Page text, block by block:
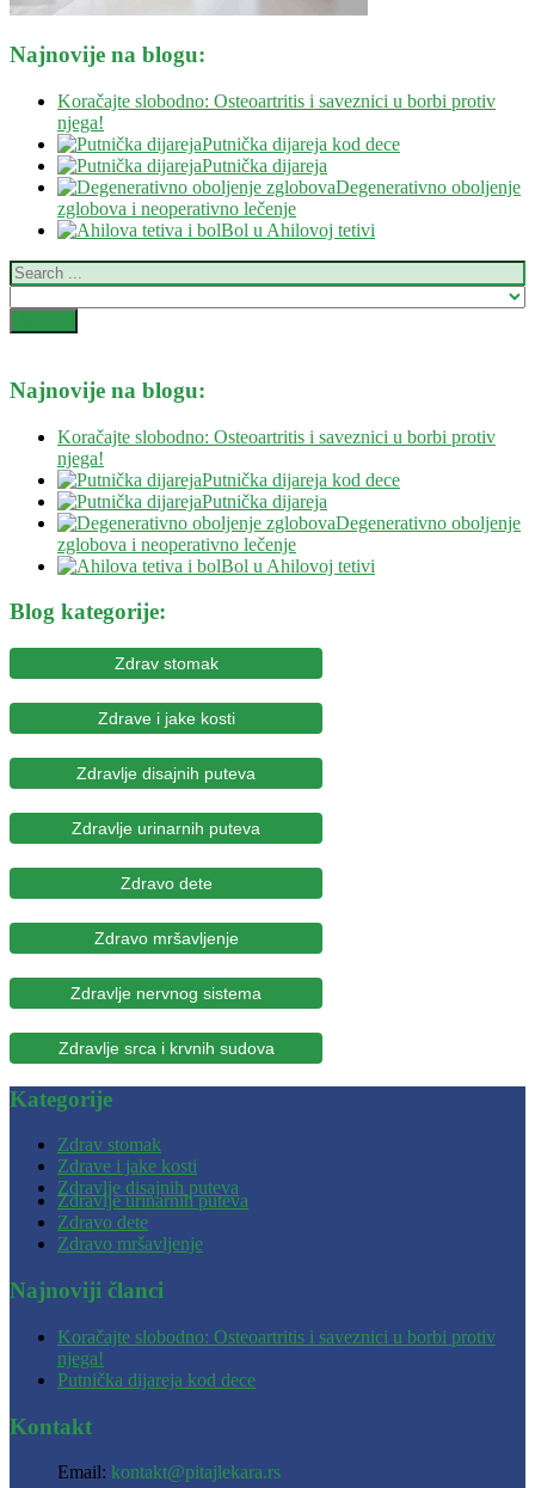
Najnovije na blogu:
Koračajte slobodno: Osteoartritis i saveznici u borbi protiv
njega!
Putnička dijareja kod dece
Putnička dijareja
Degenerativno oboljenje
zglobova i neoperativno lečenje
Bol u Ahilovoj tetivi
Najnovije na blogu:
Koračajte slobodno: Osteoartritis i saveznici u borbi protiv
njega!
Putnička dijareja kod dece
Putnička dijareja
Degenerativno oboljenje
zglobova i neoperativno lečenje
Bol u Ahilovoj tetivi
Blog kategorije:
Zdrav stomak
Zdrave i jake kosti
Zdravlje disajnih puteva
Zdravlje urinarnih puteva
Zdravo dete
Zdravo mršavljenje
Zdravlje nervnog sistema
Zdravlje srca i krvnih sudova
Kategorije
Zdrav stomak
Zdrave i jake kosti
Zdravlje disajnih puteva
Zdravlje urinarnih puteva
Zdravo dete
Zdravo mršavljenje
Najnoviji članci
Koračajte slobodno: Osteoartritis i saveznici u borbi protiv
njega!
Putnička dijareja kod dece
Kontakt
Email: kontakt@pitajlekara.rs